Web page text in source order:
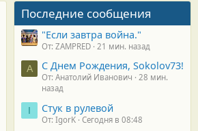
Последние сообщения
"Если завтра война."
От: ZAMPRED 21 мин. назад
А С Днем Рождения, Sokolov73!
От: Анатолий Иванович
28 мин.
назад
I Стук в рулевой
От: IgorK Сегодня в 08:48